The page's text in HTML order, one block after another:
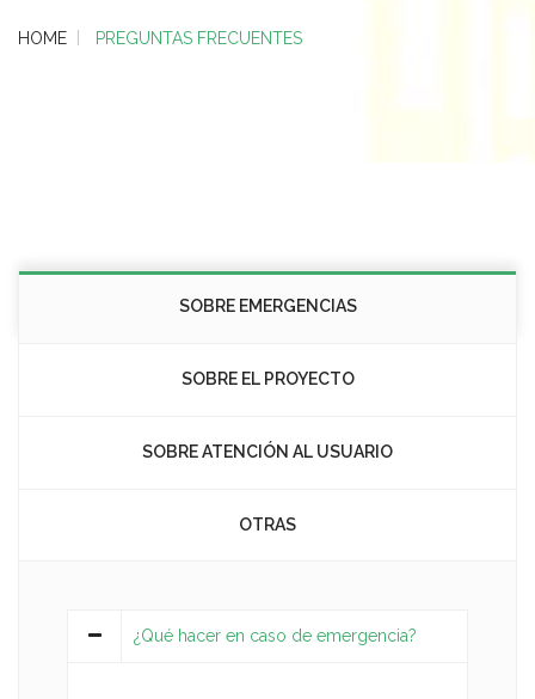
HOME PREGUNTAS FRECUENTES
SOBRE EMERGENCIAS
SOBRE EL PROYECTO
SOBRE ATENCIÓN AL USUARIO
OTRAS
¿Qué hacer en caso de emergencia?